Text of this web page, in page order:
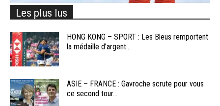
Les plus lus
HONG KONG – SPORT : Les Bleus remportent
la médaille d’argent...
ASIE – FRANCE : Gavroche scrute pour vous
ce second tour...